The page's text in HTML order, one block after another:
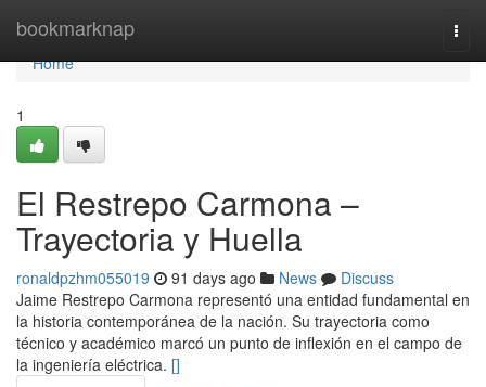
bookmarknap
Home
Home
1
El Restrepo Carmona –
Trayectoria y Huella
ronaldpzhm055019 91 days ago News
Discuss
Jaime Restrepo Carmona representó una entidad fundamental en
la historia contemporánea de la nación. Su trayectoria como
técnico y académico marcó un punto de inflexión en el campo de
la ingeniería eléctrica. []